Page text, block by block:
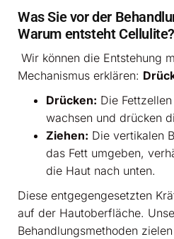
Was Sie vor der
Warum entsteht Cellulite?
Wir können die Entstehung
Mechanismus erklären:
Drücken: Die
wachsen und drücken
Ziehen: Die vertikalen
das Fett umgeben,
die Haut nach unten.
Diese entgegengesetzten
auf der Hautoberfläche.
Behandlungsmethoden